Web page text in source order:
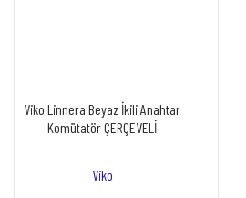
Viko Linnera Beyaz İkili Anahtar
Komütatör ÇERÇEVELİ
Viko